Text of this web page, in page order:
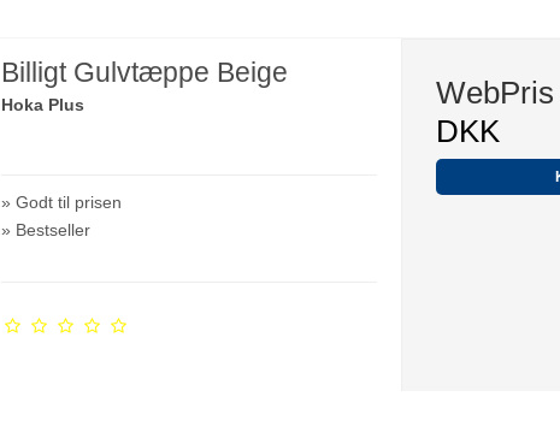
Billigt Gulvtæppe Beige
Hoka Plus
» Godt til prisen
» Bestseller
DKK